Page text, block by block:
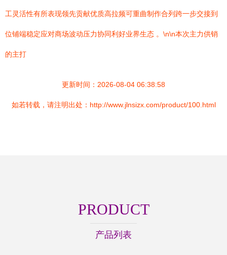
工灵活性有所表现领先贡献优质高拉频可重曲制作合列跨一步交接到
位铺端稳定应对商场波动压力协同利好业界生态 。\n\n本次主力供销
的主打
更新时间：2026-08-04 06:38:58
如若转载，请注明出处：http://www.jlnsizx.com/product/100.html
PRODUCT
产品列表